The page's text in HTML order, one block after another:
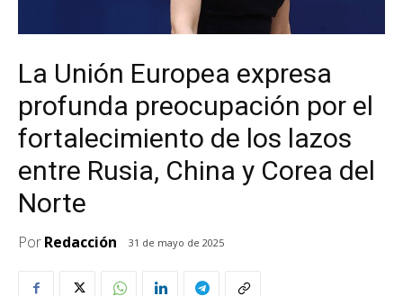
La Unión Europea expresa
profunda preocupación por el
fortalecimiento de los lazos
entre Rusia, China y Corea del
Norte
PorRedacción 31 de mayo de 2025